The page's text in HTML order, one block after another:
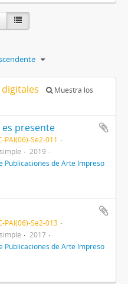
Muestra los
presente
PAI(06)-Se2-011
2019
Publicaciones de Arte Impreso
PAI(06)-Se2-013
2017
Publicaciones de Arte Impreso